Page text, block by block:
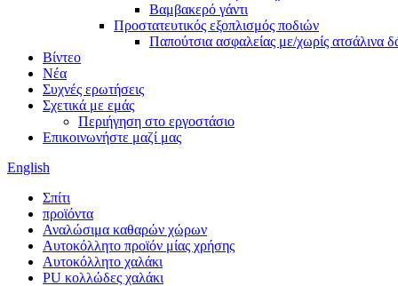
Βαμβακερό γάντι
Προστατευτικός εξοπλισμός ποδιών
Παπούτσια ασφαλείας με/χωρίς ατσάλινα
Βίντεο
Νέα
Συχνές ερωτήσεις
Σχετικά με εμάς
Περιήγηση στο εργοστάσιο
Επικοινωνήστε μαζί μας
English
Σπίτι
προϊόντα
Αναλώσιμα καθαρών χώρων
Αυτοκόλλητο προϊόν μίας χρήσης
Αυτοκόλλητο χαλάκι
PU κολλώδες χαλάκι